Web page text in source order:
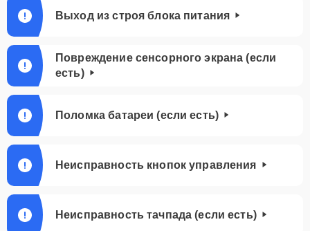
Выход из строя блока питания
Повреждение сенсорного экрана (если
есть)
Поломка батареи (если есть)
Неисправность кнопок управления
Неисправность тачпада (если есть)